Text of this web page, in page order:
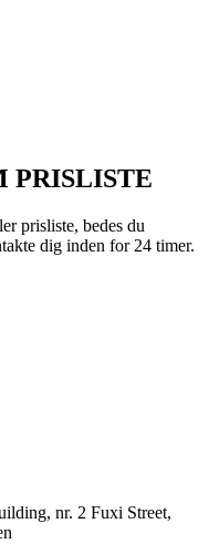
PRISLISTE
prisliste, bedes du
dig inden for 24 timer.
nr. 2 Fuxi Street,